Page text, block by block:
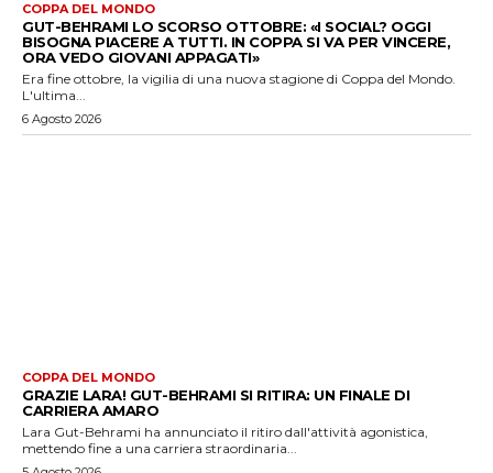
COPPA DEL MONDO
GUT-BEHRAMI LO SCORSO OTTOBRE: «I SOCIAL? OGGI
BISOGNA PIACERE A TUTTI. IN COPPA SI VA PER VINCERE,
ORA VEDO GIOVANI APPAGATI»
Era fine ottobre, la vigilia di una nuova stagione di Coppa del Mondo.
L'ultima...
6 Agosto 2026
COPPA DEL MONDO
GRAZIE LARA! GUT-BEHRAMI SI RITIRA: UN FINALE DI
CARRIERA AMARO
Lara Gut-Behrami ha annunciato il ritiro dall'attività agonistica,
mettendo fine a una carriera straordinaria...